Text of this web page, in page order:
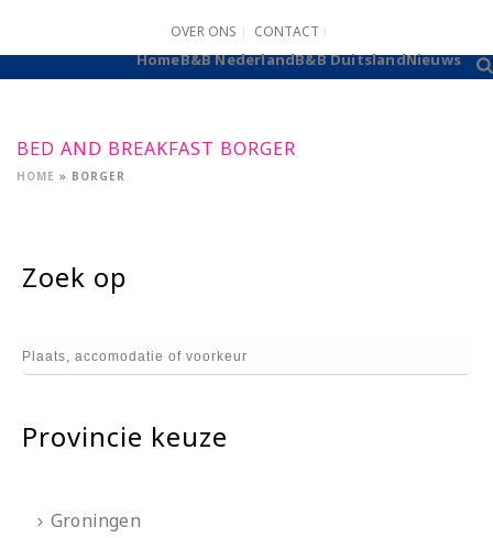
OVER ONS CONTACT
HomeB&B NederlandB&B DuitslandNieuws
BED AND BREAKFAST BORGER
HOME » BORGER
Zoek op
Provincie keuze
Groningen